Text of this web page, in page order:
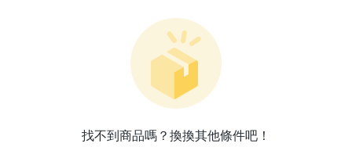
找不到商品嗎？換換其他條件吧！